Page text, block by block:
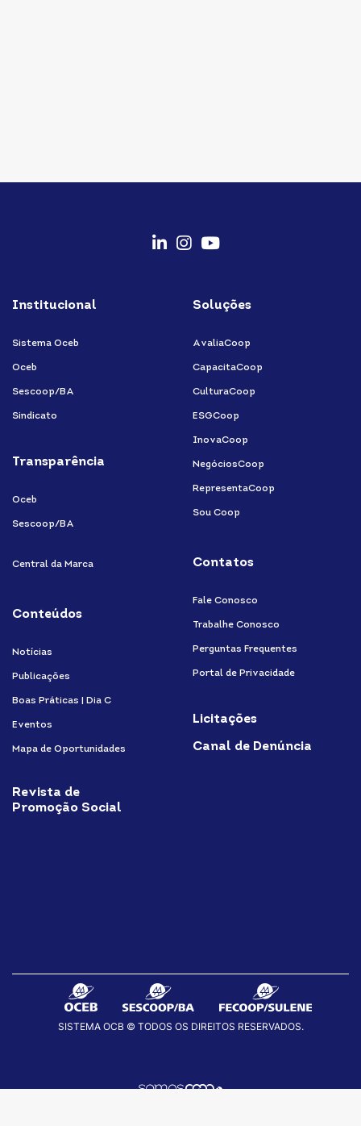
linkedin-
instagram
youtube
Institucional
Sistema Oceb
Oceb
Sescoop/BA
Sindicato
Transparência
Oceb
Sescoop/BA
Central da Marca
Conteúdos
Notícias
Publicações
Boas Práticas | Dia C
Eventos
Mapa de Oportunidades
Revista de
Promoção Social
Soluções
AvaliaCoop
CapacitaCoop
CulturaCoop
ESGCoop
InovaCoop
NegóciosCoop
RepresentaCoop
Sou Coop
Contatos
Fale Conosco
Trabalhe Conosco
Perguntas Frequentes
Portal de Privacidade
Licitações
Canal de Denúncia
SISTEMA OCB © TODOS OS DIREITOS RESERVADOS.